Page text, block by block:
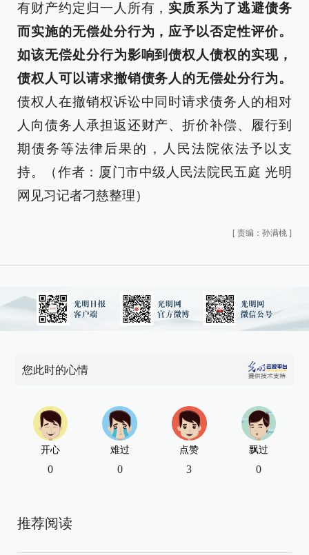
有财产约定归一人所有， 实质系为了逃避债务
而实施的无偿处分行为，应予以否定性评价。
如该无偿处分行为影响到债权人债权的实现，
债权人可以请求撤销债务人的无偿处分行为。
债权人在撤销权诉讼中同时请求债务人的相对
人向债务人承担返还财产、折价补偿、履行到
期债务等法律后果的，人民法院依法予以支
持。（作者：厦门市中级人民法院民五庭 光明
网见习记者刁慈整理）
[ 责编：孙满桃 ]
您此时的心情
开心
0
难过
0
点赞
3
飘过
0
推荐阅读